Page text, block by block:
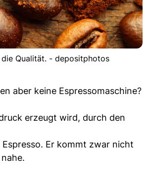
Qualität. - depositphotos
aber keine Espressomaschine?
erzeugt wird, durch den
Er kommt zwar nicht